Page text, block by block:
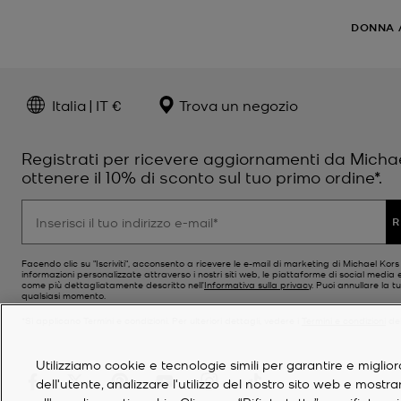
DONNA
Italia | IT € Trova un negozio
Registrati per ricevere aggiornamenti da
ottenere il 10% di sconto sul tuo primo ordine*.
Facendo clic su "Iscriviti", acconsento a ricevere le e-mail di marketing di Michael
informazioni personalizzate attraverso i nostri siti web, le piattaforme di social media
come più dettagliatamente descritto nell’Informativa sulla privacy. Puoi annullare la
qualsiasi momento.
Utilizziamo cookie e tecnologie simili per garantire e
dell'utente, analizzare l'utilizzo del nostro sito web e